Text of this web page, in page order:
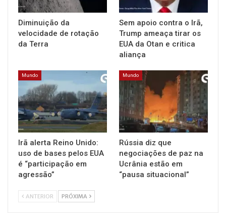
Diminuição da
velocidade de rotação
da Terra
Sem apoio contra o Irã,
Trump ameaça tirar os
EUA da Otan e critica
aliança
Mundo
Irã alerta Reino Unido:
uso de bases pelos EUA
é “participação em
agressão”
Mundo
Rússia diz que
negociações de paz na
Ucrânia estão em
“pausa situacional”
ANTERIOR PRÓXIMA